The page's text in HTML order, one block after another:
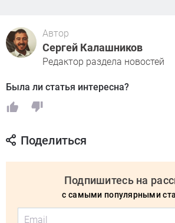
Автор
Сергей Калашников
Редактор раздела новостей
Была ли статья интересна?
Поделиться
Подпишитесь на
с самыми популярными